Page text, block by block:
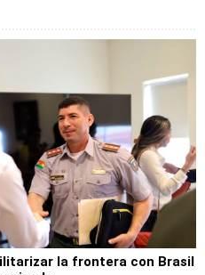
la frontera con Brasil